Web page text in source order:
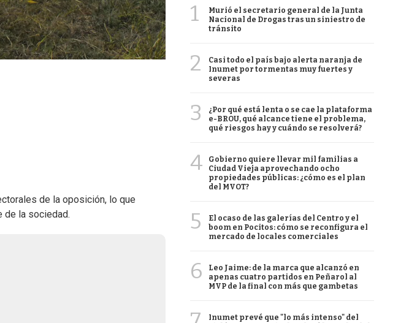
de la oposición, lo que
de la sociedad.
1
Murió el secretario general de la Junta
Nacional de Drogas tras un siniestro de
tránsito
2
Casi todo el país bajo alerta naranja de
Inumet por tormentas muy fuertes y
severas
3
¿Por qué está lenta o se cae la plataforma
e-BROU, qué alcance tiene el problema,
qué riesgos hay y cuándo se resolverá?
4
Gobierno quiere llevar mil familias a
Ciudad Vieja aprovechando ocho
propiedades públicas: ¿cómo es el plan
del MVOT?
5
El ocaso de las galerías del Centro y el
boom en Pocitos: cómo se reconfigura el
mercado de locales comerciales
6
Leo Jaime: de la marca que alcanzó en
apenas cuatro partidos en Peñarol al
MVP de la final con más que gambetas
Inumet prevé que "lo más intenso" del